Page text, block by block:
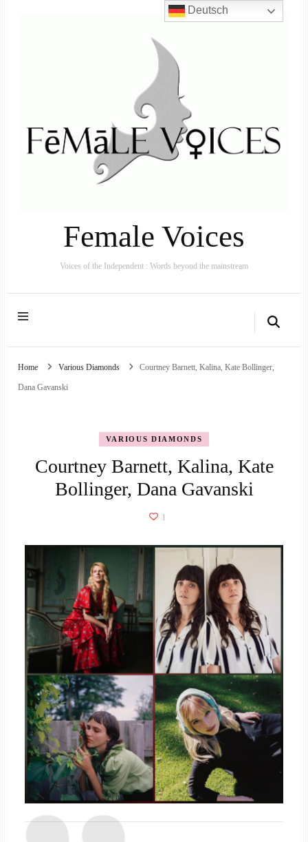
Female Voices
Voices of the Independent : Words beyond the mainstream
Home Various Diamonds Courtney Barnett, Kalina, Kate Bollinger,
Dana Gavanski
VARIOUS DIAMONDS
Courtney Barnett, Kalina, Kate
Bollinger, Dana Gavanski
1
Deutsch